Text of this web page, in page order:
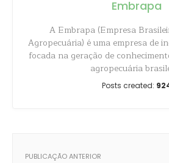
Embrapa
A Embrapa (Empresa
Agropecuária) é uma empresa de
focada na geração de
agropecuária
Posts created:
PUBLICAÇÃO ANTERIOR